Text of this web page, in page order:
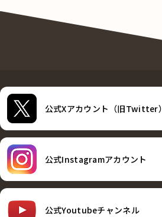
公式Xアカウント（旧Twitter）
公式Instagramアカウント
公式Youtubeチャンネル